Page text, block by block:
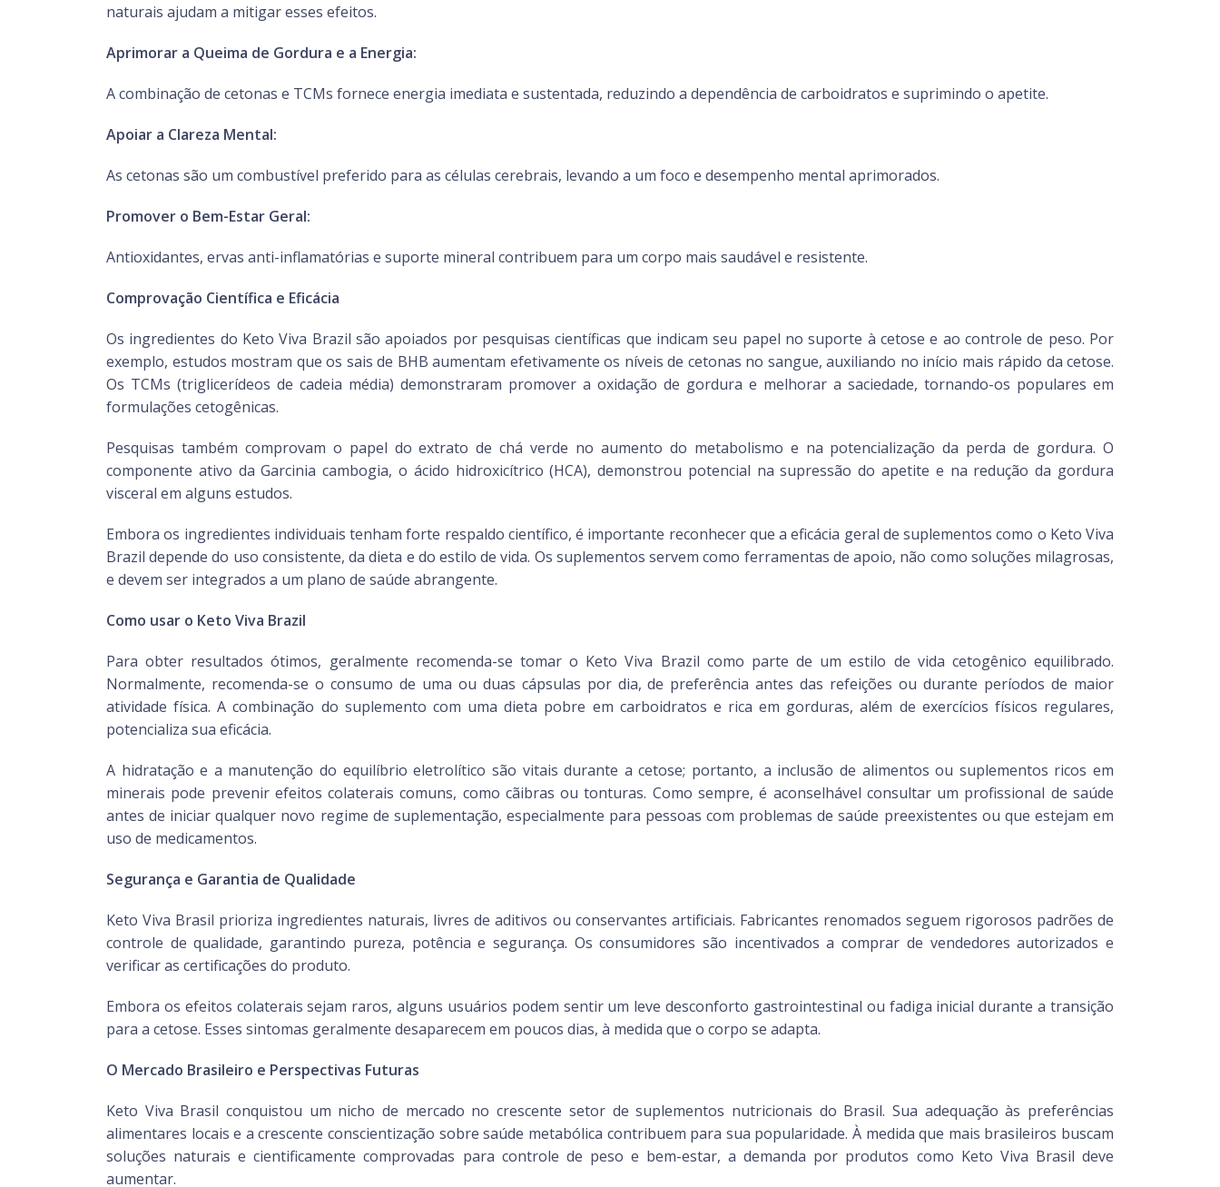
naturais ajudam a mitigar esses efeitos.
Aprimorar a Queima de Gordura e a Energia:
A combinação de cetonas e TCMs fornece energia imediata e sustentada, reduzindo a dependência de carboidratos e suprimindo o apetite.
Apoiar a Clareza Mental:
As cetonas são um combustível preferido para as células cerebrais, levando a um foco e desempenho mental aprimorados.
Promover o Bem-Estar Geral:
Antioxidantes, ervas anti-inflamatórias e suporte mineral contribuem para um corpo mais saudável e resistente.
Comprovação Científica e Eficácia
Os ingredientes do Keto Viva Brazil são apoiados por pesquisas científicas que indicam seu papel no suporte à cetose e ao controle de peso. Por
exemplo, estudos mostram que os sais de BHB aumentam efetivamente os níveis de cetonas no sangue, auxiliando no início mais rápido da cetose.
Os TCMs (triglicerídeos de cadeia média) demonstraram promover a oxidação de gordura e melhorar a saciedade, tornando-os populares em
formulações cetogênicas.
Pesquisas também comprovam o papel do extrato de chá verde no aumento do metabolismo e na potencialização da perda de gordura. O
componente ativo da Garcinia cambogia, o ácido hidroxicítrico (HCA), demonstrou potencial na supressão do apetite e na redução da gordura
visceral em alguns estudos.
Embora os ingredientes individuais tenham forte respaldo científico, é importante reconhecer que a eficácia geral de suplementos como o Keto Viva
Brazil depende do uso consistente, da dieta e do estilo de vida. Os suplementos servem como ferramentas de apoio, não como soluções milagrosas,
e devem ser integrados a um plano de saúde abrangente.
Como usar o Keto Viva Brazil
Para obter resultados ótimos, geralmente recomenda-se tomar o Keto Viva Brazil como parte de um estilo de vida cetogênico equilibrado.
Normalmente, recomenda-se o consumo de uma ou duas cápsulas por dia, de preferência antes das refeições ou durante períodos de maior
atividade física. A combinação do suplemento com uma dieta pobre em carboidratos e rica em gorduras, além de exercícios físicos regulares,
potencializa sua eficácia.
A hidratação e a manutenção do equilíbrio eletrolítico são vitais durante a cetose; portanto, a inclusão de alimentos ou suplementos ricos em
minerais pode prevenir efeitos colaterais comuns, como cãibras ou tonturas. Como sempre, é aconselhável consultar um profissional de saúde
antes de iniciar qualquer novo regime de suplementação, especialmente para pessoas com problemas de saúde preexistentes ou que estejam em
uso de medicamentos.
Segurança e Garantia de Qualidade
Keto Viva Brasil prioriza ingredientes naturais, livres de aditivos ou conservantes artificiais. Fabricantes renomados seguem rigorosos padrões de
controle de qualidade, garantindo pureza, potência e segurança. Os consumidores são incentivados a comprar de vendedores autorizados e
verificar as certificações do produto.
Embora os efeitos colaterais sejam raros, alguns usuários podem sentir um leve desconforto gastrointestinal ou fadiga inicial durante a transição
para a cetose. Esses sintomas geralmente desaparecem em poucos dias, à medida que o corpo se adapta.
O Mercado Brasileiro e Perspectivas Futuras
Keto Viva Brasil conquistou um nicho de mercado no crescente setor de suplementos nutricionais do Brasil. Sua adequação às preferências
alimentares locais e a crescente conscientização sobre saúde metabólica contribuem para sua popularidade. À medida que mais brasileiros buscam
soluções naturais e cientificamente comprovadas para controle de peso e bem-estar, a demanda por produtos como Keto Viva Brasil deve
aumentar.